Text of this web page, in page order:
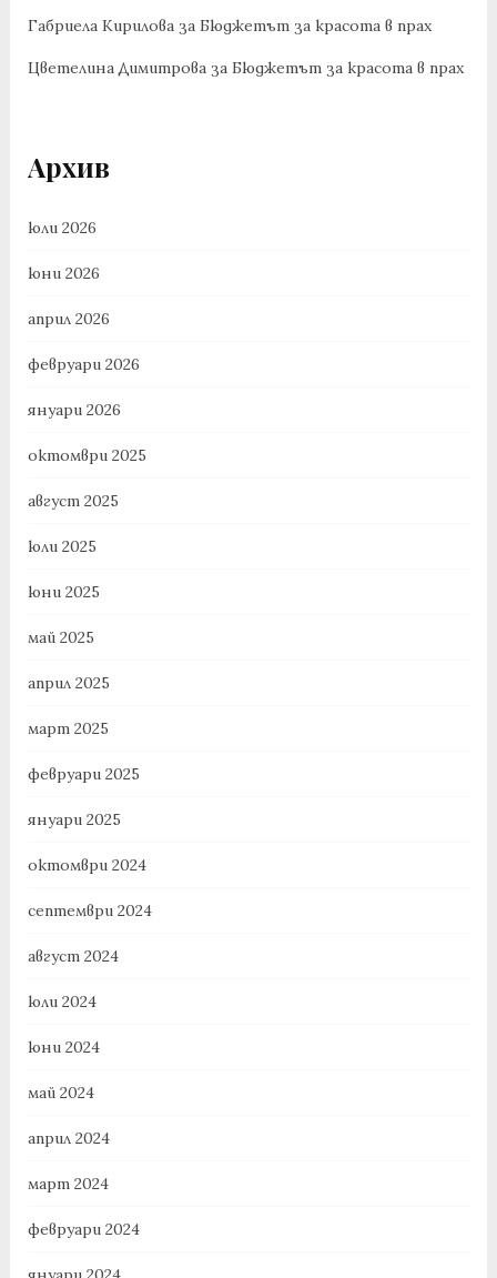
Габриела Кириловаза Бюджетът за красота в прах
Цветелина Димитроваза Бюджетът за красота в прах
Архив
юли 2026
юни 2026
април 2026
февруари 2026
януари 2026
октомври 2025
август 2025
юли 2025
юни 2025
май 2025
април 2025
март 2025
февруари 2025
януари 2025
октомври 2024
септември 2024
август 2024
юли 2024
юни 2024
май 2024
април 2024
март 2024
февруари 2024